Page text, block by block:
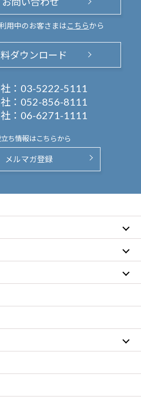
用中のお客さまは こちらから
ダウンロード
： 03-5222-5111
： 052-856-8111
： 06-6271-1111
立ち情報はこちらから
メルマガ登録